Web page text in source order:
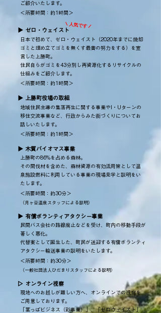
ご紹介いたします。
＜所要時間：約1時間＞
▶ ゼロ・ウェイスト
​\ 人気です /
日本で初めて、ゼロ・ウェイスト（2020年までに焼却
ゴミと埋め立てゴミを無くす最善の努力をする）を宣
言した上勝町。
住民自らがゴミを43分別し再資源化するリサイクルの
仕組みをご紹介します。
＜所要時間：約1時間＞
▶ 上勝町役場の取組
地域住民主導の集落再生に関する事業やI・Uターンの
移住交流事業など、行政からみた街づくりについてお
話しいたします。
＜所要時間：約1時間＞
▶ 木質バイオマス事業
上勝町の86%を占める森林。
その間伐材を含めた、森林資源の有効活用策として温
泉施設燃料に利用している事業の現場見学と説明をい
たします。
＜所要時間：約30分＞
（月ヶ谷温泉スタッフによる説明）
▶ 有償ボランティアタクシー事業
民間バス会社の路線廃止などを受け、町内の移動手段が
著しく悪化。
代替案として誕生した、町民が送迎する有償ボランティ
アタクシー輸送事業の説明をいたします。
＜所要時間：約30分＞
（一般社団法人ひだまりスタッフによる説明）
▷ オンライン視察
現地へのお越しが難しい方へ、オンラインでの視察を
ご用意しております。
「葉っぱビジネス（彩事業）」、「ゼロウェイスト」